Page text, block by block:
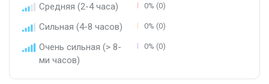
Средняя (2-4 часа) 0% (0)
Сильная (4-8 часов) 0% (0)
Очень сильная (> 8-
ми часов)
0% (0)